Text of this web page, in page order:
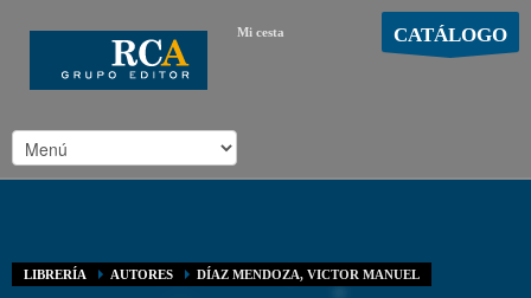
Mi cesta CATÁLOGO
LIBRERÍA AUTORES DÍAZ MENDOZA, VICTOR MANUEL